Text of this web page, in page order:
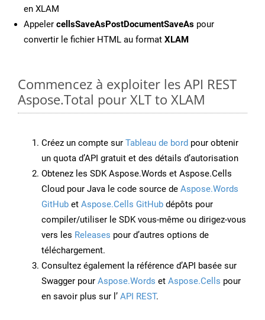
en XLAM
Appeler cellsSaveAsPostDocumentSaveAs pour
convertir le fichier HTML au format XLAM
Commencez à exploiter les API REST
Aspose.Total pour XLT to XLAM
Créez un compte sur Tableau de bord pour obtenir
un quota d’API gratuit et des détails d’autorisation
Obtenez les SDK Aspose.Words et Aspose.Cells
Cloud pour Java le code source de Aspose.Words
GitHub et Aspose.Cells GitHub dépôts pour
compiler/utiliser le SDK vous-même ou dirigez-vous
vers les Releases pour d’autres options de
téléchargement.
Consultez également la référence d’API basée sur
Swagger pour Aspose.Words et Aspose.Cells pour
en savoir plus sur l’ API REST.